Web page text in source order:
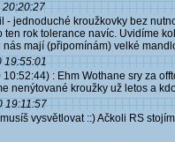
20:20:27
- jednoduché kroužkovky bez
ten rok tolerance navíc. Uvidíme
mají (připomínám) velké
19:55:01
: Ehm Wothane sry za
nenýtované kroužky už letos a
19:11:57
vysvětlovat ::) Ačkoli RS